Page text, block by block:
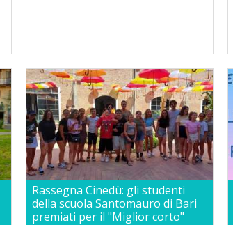
Rassegna Cinedù: gli studenti
della scuola Santomauro di Bari
premiati per il "Miglior corto"